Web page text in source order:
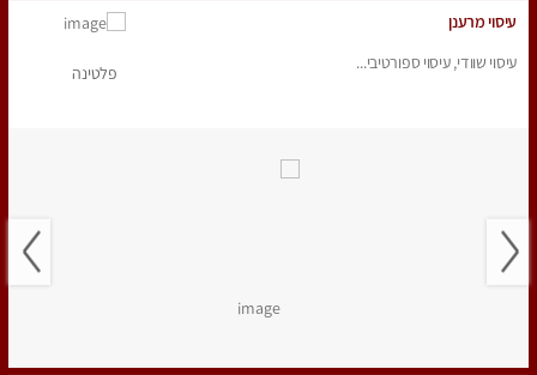
עיסוי מרענן
עיסוי שוודי, עיסוי ספורטיבי...
פלטינה